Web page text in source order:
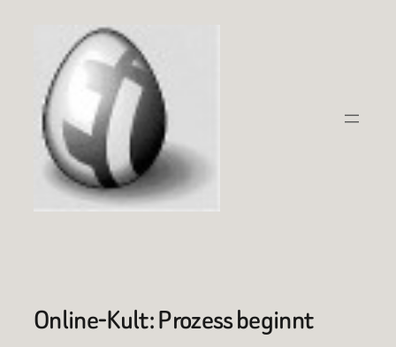
springen
Online-Kult: Prozess beginnt